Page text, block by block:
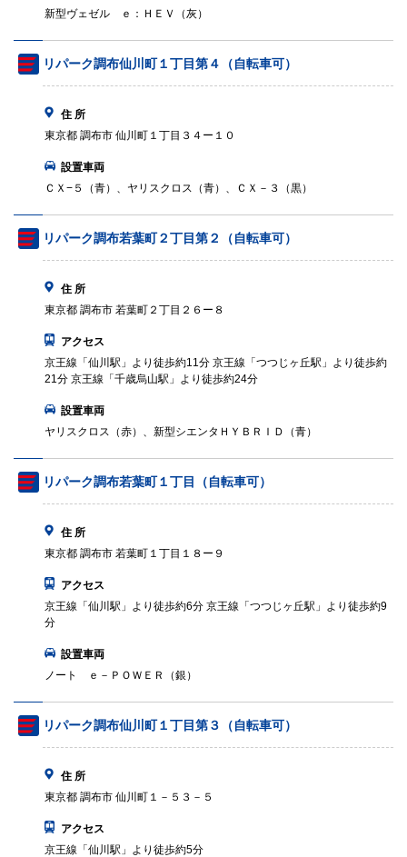
新型ヴェゼル ｅ：ＨＥＶ（灰）
リパーク調布仙川町１丁目第４（自転車可）
住 所
東京都 調布市 仙川町１丁目３４ー１０
設置車両
ＣＸ−５（青）、ヤリスクロス（青）、ＣＸ－３（黒）
リパーク調布若葉町２丁目第２（自転車可）
住 所
東京都 調布市 若葉町２丁目２６ー８
アクセス
京王線「仙川駅」より徒歩約11分 京王線「つつじヶ丘駅」より徒歩約
21分 京王線「千歳烏山駅」より徒歩約24分
設置車両
ヤリスクロス（赤）、新型シエンタＨＹＢＲＩＤ（青）
リパーク調布若葉町１丁目（自転車可）
住 所
東京都 調布市 若葉町１丁目１８ー９
アクセス
京王線「仙川駅」より徒歩約6分 京王線「つつじヶ丘駅」より徒歩約9
分
設置車両
ノート ｅ－ＰＯＷＥＲ（銀）
リパーク調布仙川町１丁目第３（自転車可）
住 所
東京都 調布市 仙川町１－５３－５
アクセス
京王線「仙川駅」より徒歩約5分